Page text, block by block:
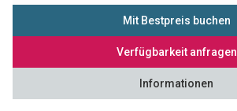
Mit Bestpreis buchen
Verfügbarkeit anfragen
Informationen